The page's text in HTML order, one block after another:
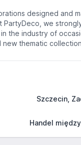
designed and
PartyDeco, we
the industry of
thematic
Szczecin,
Handel